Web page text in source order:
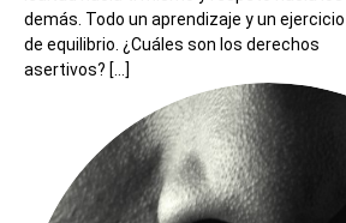
demás. Todo un aprendizaje y un ejercicio
de equilibrio. ¿Cuáles son los derechos
asertivos? […]